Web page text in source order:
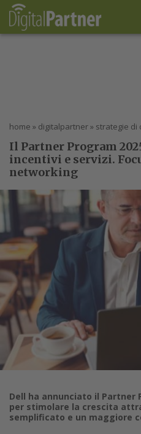
home » digitalpartner» strategie di
Il Partner Program
incentivi e servizi.
networking
Dell ha annunciato il Partner
per stimolare la crescita
semplificato e un maggiore